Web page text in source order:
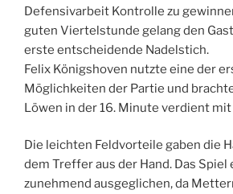
Defensivarbeit Kontrolle zu
guten Viertelstunde gelang den
erste entscheidende Nadelstich.
Felix Königshoven nutzte eine der
Möglichkeiten der Partie und
Löwen in der 16. Minute verdient mit
Die leichten Feldvorteile gaben die
dem Treffer aus der Hand. Das
zunehmend ausgeglichen, da